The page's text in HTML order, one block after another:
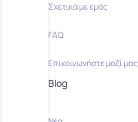
Σχετικά με εμάς
FAQ
Επικοινωνήστε μαζί μας
Blog